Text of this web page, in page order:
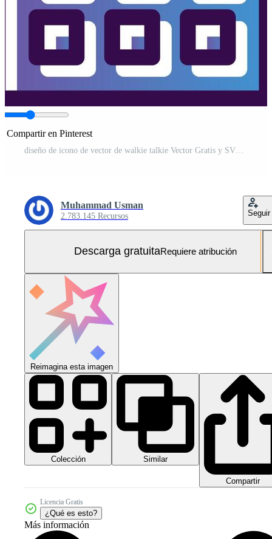
Compartir en Pinterest
Muhammad Usman
2.783.145 Recursos Seguir
Descarga gratuitaRequiere atribución
Reimagina esta imagen
Colección Similar
Compartir
Licencia Gratis
¿Qué es esto?
Más información